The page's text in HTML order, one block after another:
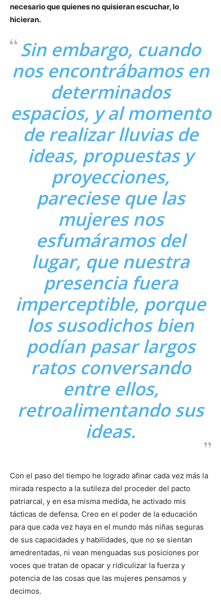
necesario que quienes no quisieran escuchar, lo
hicieran.
Sin embargo, cuando
nos encontrábamos en
determinados
espacios, y al momento
de realizar lluvias de
ideas, propuestas y
proyecciones,
pareciese que las
mujeres nos
esfumáramos del
lugar, que nuestra
presencia fuera
imperceptible, porque
los susodichos bien
podían pasar largos
ratos conversando
entre ellos,
retroalimentando sus
ideas.
Con el paso del tiempo he logrado afinar cada vez más la
mirada respecto a la sutileza del proceder del pacto
patriarcal, y en esa misma medida, he activado mis
tácticas de defensa. Creo en el poder de la educación
para que cada vez haya en el mundo más niñas seguras
de sus capacidades y habilidades, que no se sientan
amedrentadas, ni vean menguadas sus posiciones por
voces que tratan de opacar y ridiculizar la fuerza y
potencia de las cosas que las mujeres pensamos y
decimos.